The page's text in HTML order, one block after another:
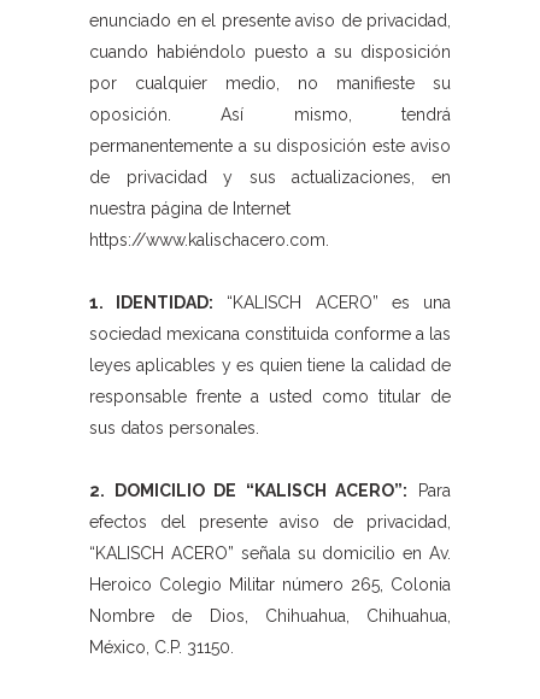
enunciado en el presente aviso de privacidad,
cuando habiéndolo puesto a su disposición
por cualquier medio, no manifieste su
oposición. Así mismo, tendrá
permanentemente a su disposición este aviso
de privacidad y sus actualizaciones, en
nuestra página de Internet
https://www.kalischacero.com.
1. IDENTIDAD: “KALISCH ACERO” es una
sociedad mexicana constituida conforme a las
leyes aplicables y es quien tiene la calidad de
responsable frente a usted como titular de
sus datos personales.
2. DOMICILIO DE “KALISCH ACERO”: Para
efectos del presente aviso de privacidad,
“KALISCH ACERO” señala su domicilio en Av.
Heroico Colegio Militar número 265, Colonia
Nombre de Dios, Chihuahua, Chihuahua,
México, C.P. 31150.